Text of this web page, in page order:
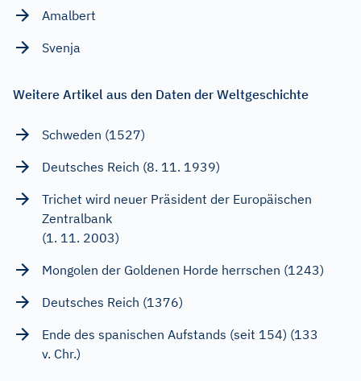
Amalbert
Svenja
Weitere Artikel aus den Daten der Weltgeschichte
Schweden (1527)
Deutsches Reich (8. 11. 1939)
Trichet wird neuer Präsident der Europäischen
Zentralbank
(1. 11. 2003)
Mongolen der Goldenen Horde herrschen (1243)
Deutsches Reich (1376)
Ende des spanischen Aufstands (seit 154) (133
v. Chr.)